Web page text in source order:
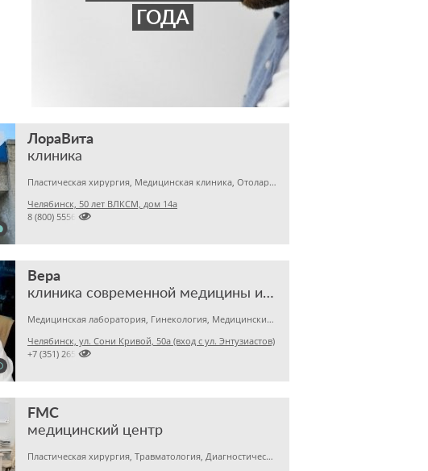
ГОДА
ЛораВита
клиника
Пластическая хирургия, Медицинская клиника, Отоларингология
Челябинск, 50 лет ВЛКСМ, дом 14а

8 (800) 5556962
Вера
клиника современной медицины и эстетической хирургии
Медицинская лаборатория, Гинекология, Медицинский центр
Челябинск, ул. Сони Кривой, 50а (вход с ул. Энтузиастов)

+7 (351) 2655963
FMC
медицинский центр
Пластическая хирургия, Травматология, Диагностический центр